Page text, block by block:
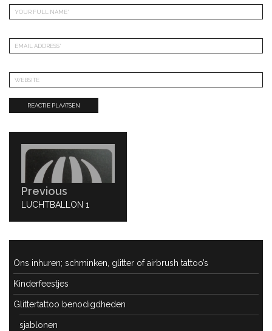
navigatie
Previous
PREVIOUS
LUCHTBALLON 1
Ons inhuren; schminken, glitter of airbrush tattoo’s
Kinderfeestjes
Glittertattoo benodigdheden
sjablonen